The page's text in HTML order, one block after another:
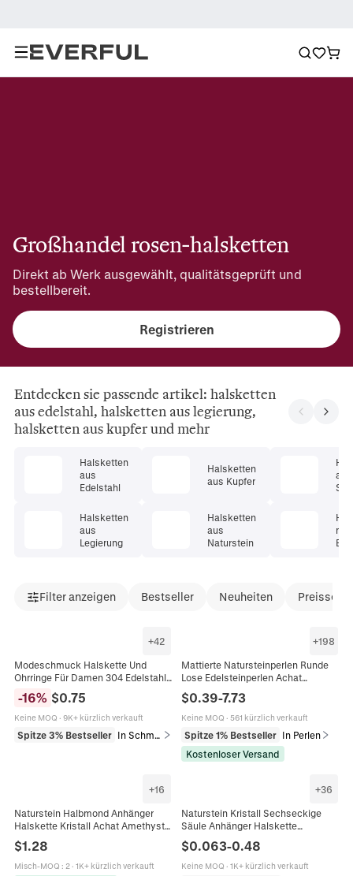
Großhandel rosen-halsketten
Direkt ab Werk ausgewählt, qualitätsgeprüft und
bestellbereit.
Registrieren
Entdecken sie passende artikel: halsketten
aus edelstahl, halsketten aus legierung,
halsketten aus kupfer und mehr
Halsketten
aus
Edelstahl
Halsketten
aus
Legierung
Halsketten
aus Kupfer
Halsketten
aus
Naturstein
mit
Filter anzeigen Bestseller Neuheiten
+42
Modeschmuck Halskette Und
Ohrringe Für Damen 304 Edelstahl
18K Vergoldet Hohlherz
Rosenblume Geschenk
-16% $0.75
Keine MOQ · 9K+ kürzlich verkauft
Spitze 3% Bestseller In Schmucksets
+198
Mattierte Natursteinperlen Runde
Lose Edelsteinperlen Achat
Rosenquarz Amazonit Für DIY
Schmuckherstellung Armband
Halskette
$0.39-7.73
Keine MOQ · 561 kürzlich verkauft
Spitze 1% Bestseller In Perlen
Kostenloser Versand
+16
Naturstein Halbmond Anhänger
Halskette Kristall Achat Amethyst
Tigerauge Rosenquarz Heilstein
Boho Himmlischer Schmuck
$1.28
Misch-MOQ : 2· 1K+ kürzlich verkauft
+36
Naturstein Kristall Sechseckige
Säule Anhänger Halskette
Amethyst Rosenquarz Bullet
Heilung Schmuck Damen Herren
$0.063-0.48
Keine MOQ · 1K+ kürzlich verkauft